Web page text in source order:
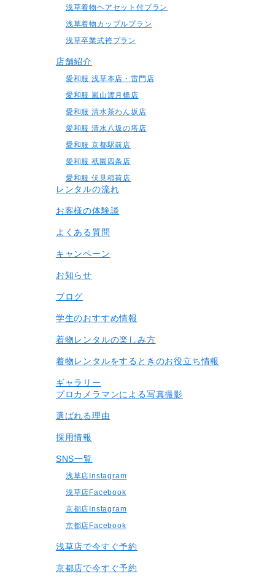
浅草着物ヘアセット付プラン
浅草着物カップルプラン
浅草卒業式袴プラン
店舗紹介
愛和服 浅草本店・雷門店
愛和服 嵐山渡月橋店
愛和服 清水茶わん坂店
愛和服 清水八坂の塔店
愛和服 京都駅前店
愛和服 祇園四条店
愛和服 伏見稲荷店
レンタルの流れ
お客様の体験談
よくある質問
キャンペーン
お知らせ
ブログ
学生のおすすめ情報
着物レンタルの楽しみ⽅
着物レンタルをするときのお役立ち情報
ギャラリー
プロカメラマンによる写真撮影
選ばれる理由
採用情報
SNS一覧
浅草店Instagram
浅草店Facebook
京都店Instagram
京都店Facebook
浅草店で今すぐ予約
京都店で今すぐ予約